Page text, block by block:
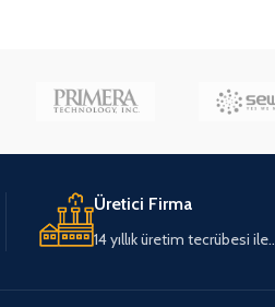
Üretici Firma
14 yıllık üretim tecrübesi ile..